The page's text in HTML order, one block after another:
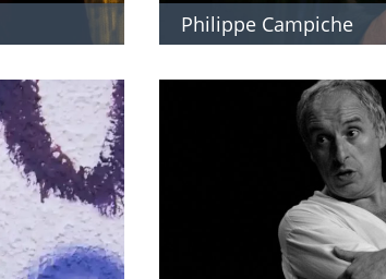
Philippe Campiche